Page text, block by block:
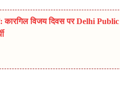
विजय दिवस पर Delhi